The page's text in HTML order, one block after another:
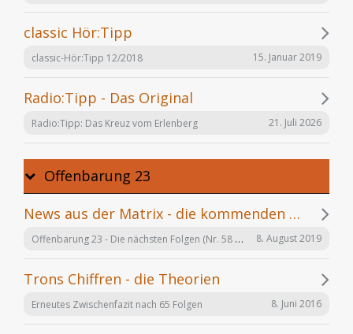
classic Hör:Tipp
classic-Hör:Tipp 12/2018 15. Januar 2019
Radio:Tipp - Das Original
Radio:Tipp: Das Kreuz vom Erlenberg 21. Juli 2026
Offenbarung 23
News aus der Matrix - die kommenden Folgen
Offenbarung 23 - Die nächsten Folgen (Nr. 58 bis X) 8. August 2019
Trons Chiffren - die Theorien
Erneutes Zwischenfazit nach 65 Folgen 8. Juni 2016